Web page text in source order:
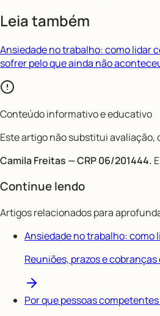
Leia também
Ansiedade no trabalho: como lidar
sofrer pelo que ainda não
Conteúdo informativo e educativo
Este artigo não substitui avaliação,
Camila Freitas — CRP 06/201444.
Continue lendo
Artigos relacionados para
Ansiedade no trabalho: como
Reuniões, prazos e
Por que pessoas